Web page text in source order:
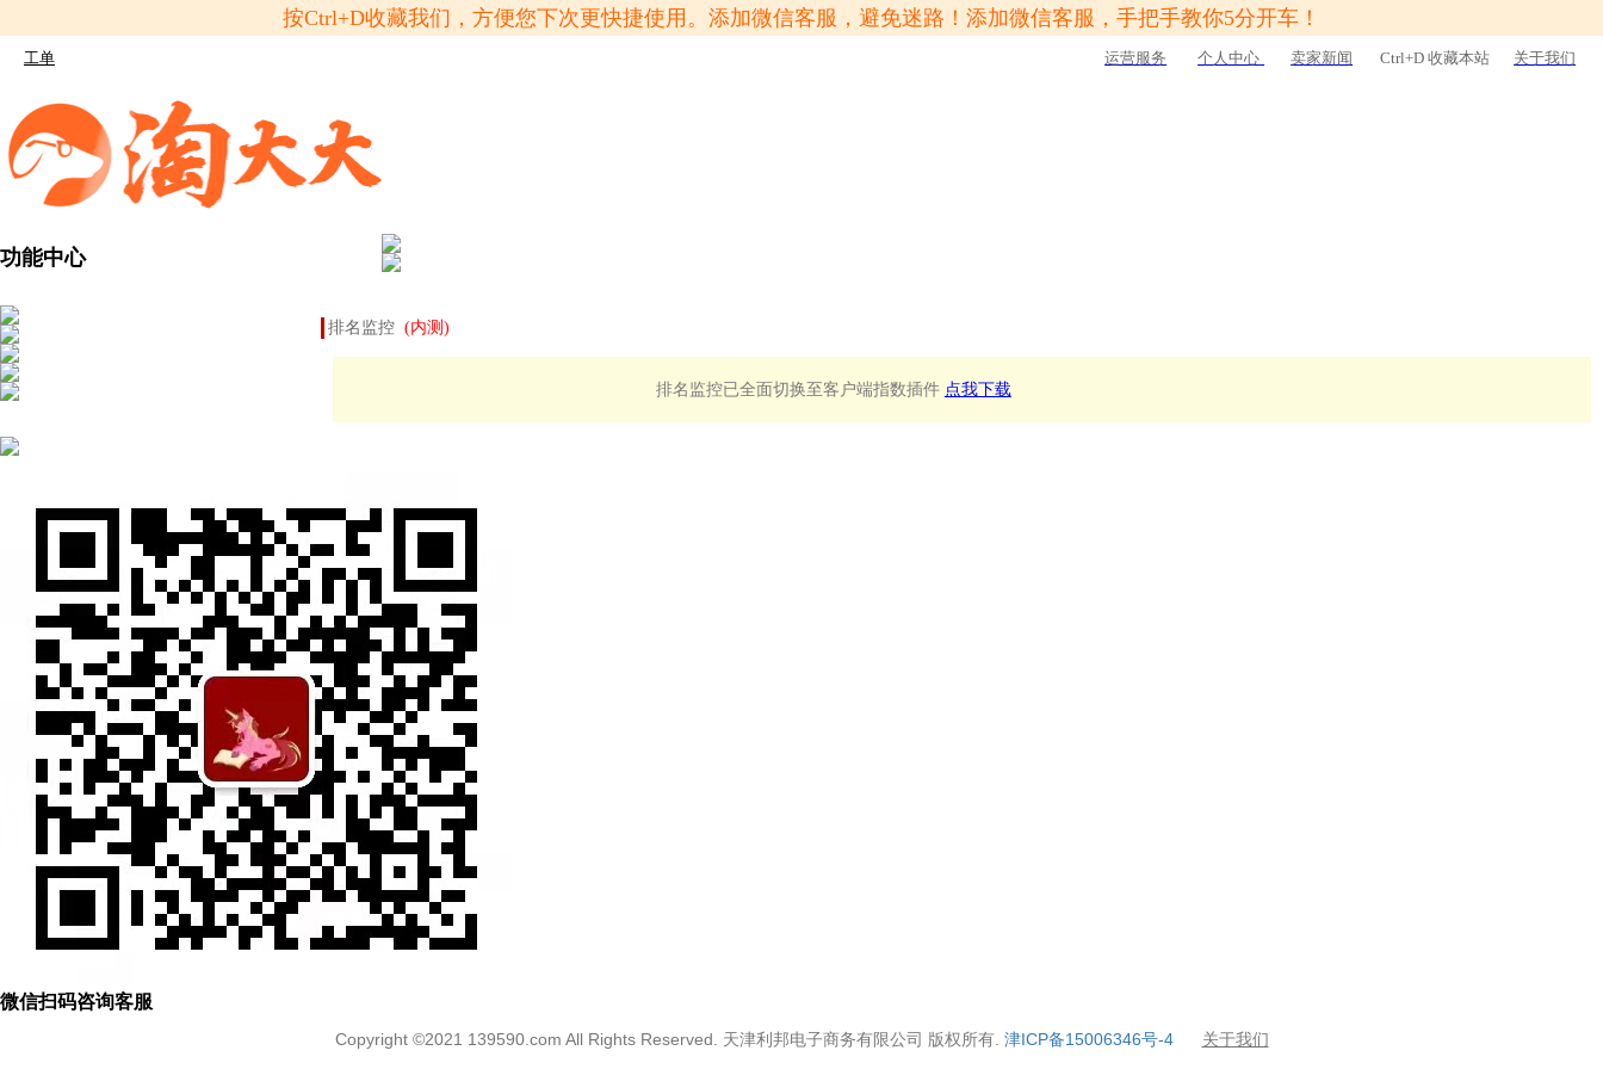
按Ctrl+D收藏我们，方便您下次更快捷使用。添加微信客服，避免迷路！添加微信客服，手把手教你5分开车！
工单 运营服务 个人中心 卖家新闻 Ctrl+D 收藏本站 关于我们
功能中心
排名监控 (内测)
排名监控已全面切换至客户端指数插件 点我下载
共查询到 条数据
微信扫码咨询客服
Copyright ©2021 139590.com All Rights Reserved. 天津利邦电子商务有限公司 版权所有. 津ICP备15006346号-4 关于我们